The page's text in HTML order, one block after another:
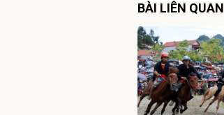
BÀI LIÊN QUAN